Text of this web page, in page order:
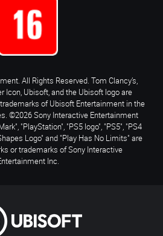
All Rights Reserved. Tom Clancy’s,
Icon, Ubisoft, and the Ubisoft logo are
of Ubisoft Entertainment in the
©2026 Sony Interactive Entertainment
"PlayStation", "PS5 logo", "PS5", "PS4
Logo" and "Play Has No Limits" are
or trademarks of Sony Interactive
Inc.